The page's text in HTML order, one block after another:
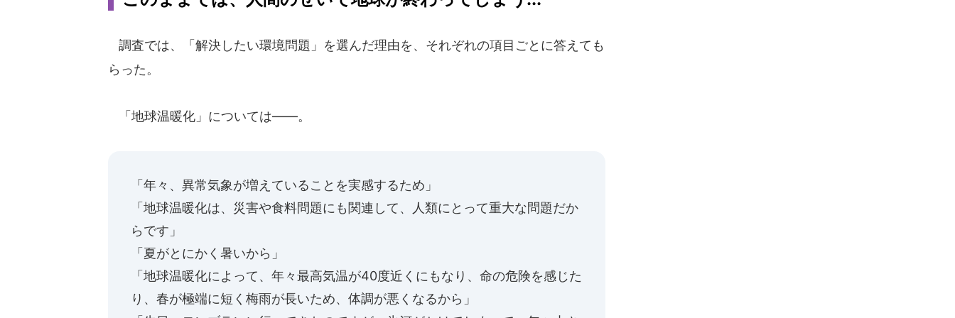
調査では、「解決したい環境問題」を選んだ理由を、それぞれの項目ごとに答えても
らった。
「地球温暖化」については――。
「年々、異常気象が増えていることを実感するため」
「地球温暖化は、災害や食料問題にも関連して、人類にとって重大な問題だか
らです」
「夏がとにかく暑いから」
「地球温暖化によって、年々最高気温が40度近くにもなり、命の危険を感じた
り、春が極端に短く梅雨が長いため、体調が悪くなるから」